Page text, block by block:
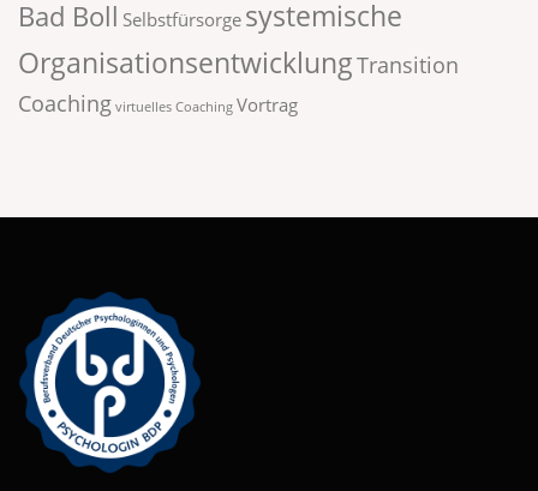
Bad Boll Selbstfürsorge systemische
OrganisationsentwicklungTransition
Coaching virtuelles Coaching Vortrag